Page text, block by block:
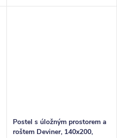
úložný prostor i krásný
Postel s úložným prostorem a
roštem Deviner, 140x200,